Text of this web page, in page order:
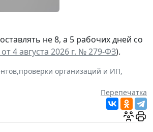
не 8, а 5 рабочих дней со
4 августа 2026 г. № 279-ФЗ).
,проверки организаций и ИП,
Перепечатка